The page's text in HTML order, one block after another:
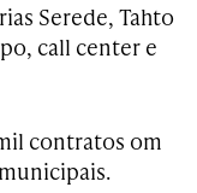
Serede, Tahto
call center e
contratos om